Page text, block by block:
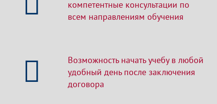
компетентные консультации по
всем направлениям обучения
Возможность начать учебу в любой
удобный день после заключения
договора